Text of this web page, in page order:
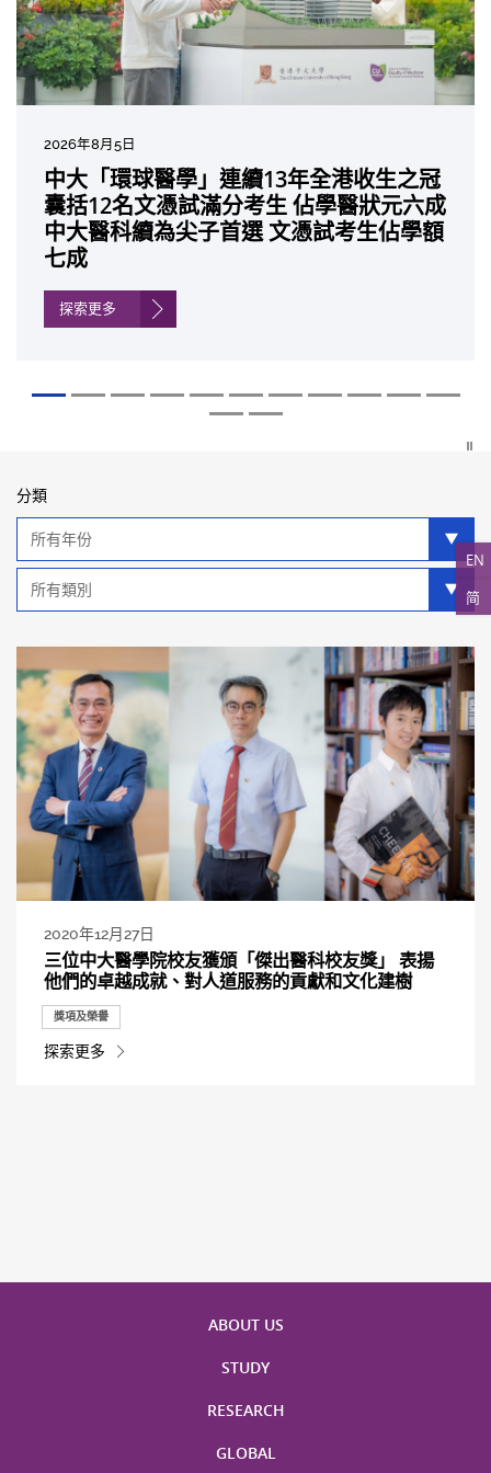
EN
简
2026年8月5日
中大「環球醫學」連續13年全港收生之冠
囊括12名文憑試滿分考生 佔學醫狀元六成
中大醫科續為尖子首選 文憑試考生佔學額
七成
探索更多
2026年7月10日
中大研發「AI-OCT」系統助測糖尿黃斑水
腫 假陽性轉介個案銳減六成 縮短患者輪
候診症時間
2026年7月10日
中大黃秀娟教授獲頒中國工程界最高榮譽
「光華工程科技獎」 成為今屆醫藥衞生領
域唯一香港學者
2026年7月7日
中大新設「香港中文大學鳳凰獎學金」嘉
許公開試狀元 鼓勵學醫狀元走出課堂放眼
世界 裝備21世紀妙手仁醫
2026年6月29日
中大全新一站式PGT-Plus方案 精準辨識
傳統檢測中複雜基因異常「盲點」 降低人
工受孕流產及異常妊娠風險
2026年6月22日
中大發現青光眼治療新靶點 小鼠實驗證實
可恢復七成視力 有助開創嶄新神經保護療
法
2026年6月17日
中大成功拆解肝癌免疫治療耐藥性機制 揭
一種免疫細胞具「除廢餵食」新功能助癌
細胞耐藥性
2026年6月10日
中大與多名全球專家共同牽頭跨國肺癌研
究 逾半晚期ALK陽性肺癌病人七年無惡化
因特定基因異常而引起的肺癌有望變成
「慢性病」 患者可與病共存
探索更多
2026年6月5日
中大教授陳重娥獲頒「清野裕傑出領袖
獎」 成為本港首名學者榮膺亞洲糖尿病教
研最高榮譽
2026年6月2日
中大匯聚逾200位區域專家 探討私人醫療
保險如何推動全民健康覆蓋
探索更多
2026年5月19日
中大張源津醫生成首位亞洲研究員 榮獲國
際泌尿科權威獎項John K. Lattimer 講座
獎
2026年5月14日
中大取得「從實驗室到臨床應用」研究突
破 初步證實GLP-1藥物可改善嚴重中風康
復情況
分類
類
類
2020年12月27日
三位中大醫學院校友獲頒「傑出醫科校友獎」 表揚
他們的卓越成就、對人道服務的貢獻和文化建樹
獎項及榮譽
探索更多
ABOUT US
STUDY
RESEARCH
GLOBAL